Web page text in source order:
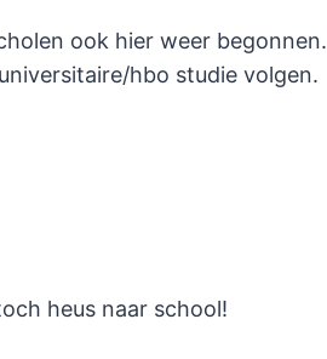
ook hier weer begonnen.
hbo studie volgen.
heus naar school!